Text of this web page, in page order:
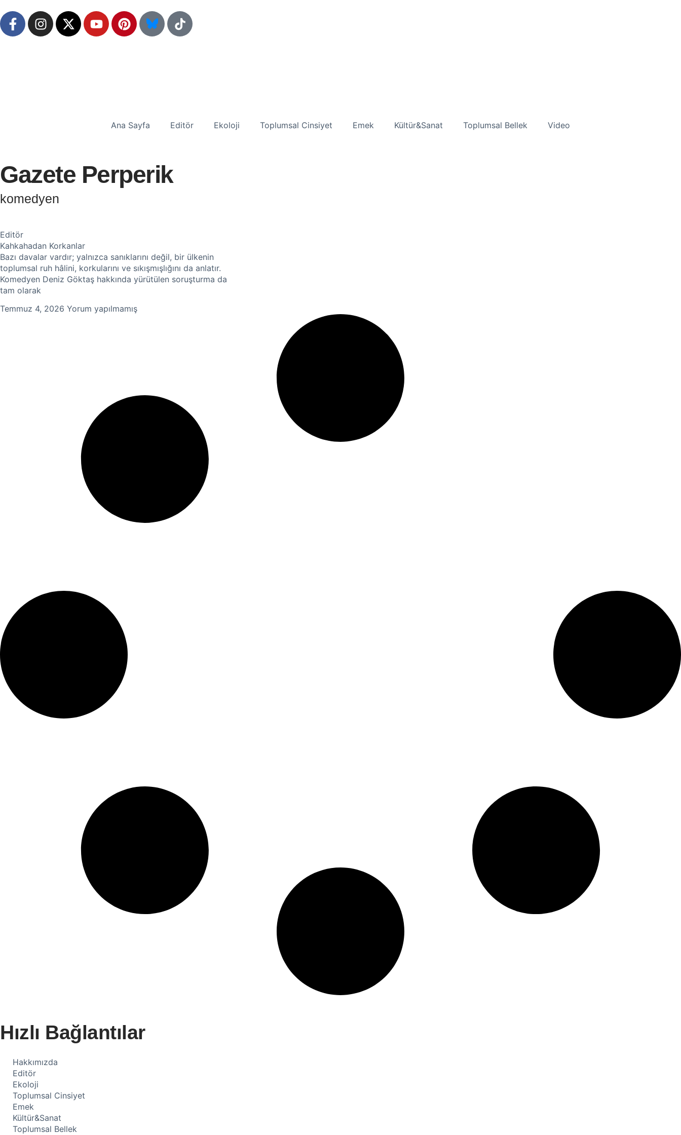
Ana Sayfa Editör Ekoloji Toplumsal Cinsiyet Emek Kültür&Sanat Toplumsal Bellek Video
Gazete Perperik
komedyen
Editör
Kahkahadan Korkanlar
Bazı davalar vardır; yalnızca sanıklarını değil, bir ülkenin
toplumsal ruh hâlini, korkularını ve sıkışmışlığını da anlatır.
Komedyen Deniz Göktaş hakkında yürütülen soruşturma da
tam olarak
Temmuz 4, 2026 Yorum yapılmamış
Hızlı Bağlantılar
Hakkımızda
Editör
Ekoloji
Toplumsal Cinsiyet
Emek
Kültür&Sanat
Toplumsal Bellek